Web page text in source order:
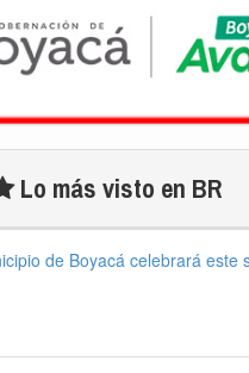
Lo más visto en BR
de Boyacá celebrará este